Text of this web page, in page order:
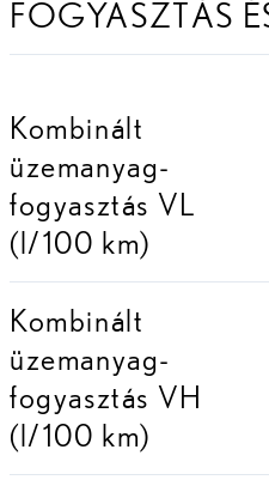
FOGYASZTÁS
Kombinált
üzemanyag-
fogyasztás VL
(l/100 km)
Kombinált
üzemanyag-
fogyasztás VH
(l/100 km)